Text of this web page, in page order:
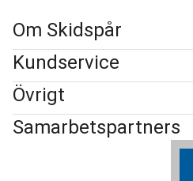
Om Skidspår
Kundservice
Övrigt
Samarbetspartners